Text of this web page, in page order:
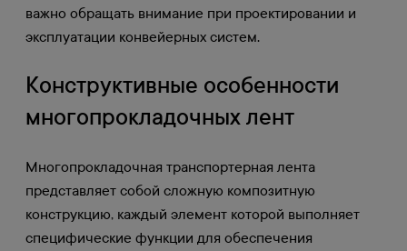
важно обращать внимание при проектировании и
эксплуатации конвейерных систем.
Конструктивные особенности
многопрокладочных лент
Многопрокладочная транспортерная лента
представляет собой сложную композитную
конструкцию, каждый элемент которой выполняет
специфические функции для обеспечения